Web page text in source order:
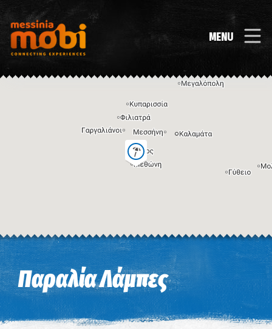
MENU
Η εικόνα ενδέχεται να υπόκειται σε πνευματικά δικαιώματα Όροι
Παραλία Λάμπες